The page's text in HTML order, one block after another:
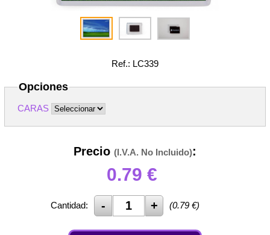
Ref.: LC339
Opciones
CARAS
Precio (I.V.A. No Incluido):
0.79 €
Cantidad: (0.79 €)